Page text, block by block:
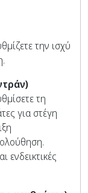
την ισχύ
τη
για στέγη
ενδεικτικές